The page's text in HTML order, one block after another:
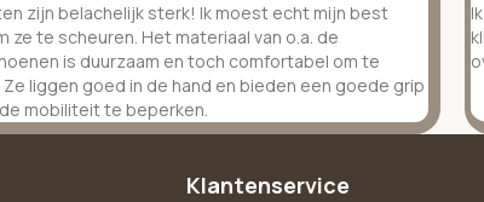
zijn belachelijk sterk! Ik moest echt mijn best
ze te scheuren. Het materiaal van o.a. de
is duurzaam en toch comfortabel om te
Ze liggen goed in de hand en bieden een goede grip
mobiliteit te beperken.
Klantenservice